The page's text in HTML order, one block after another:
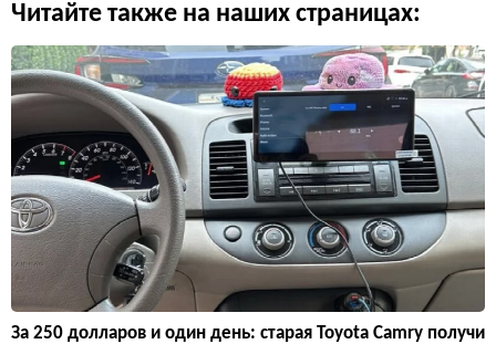
Читайте также на наших страницах:
За 250 долларов и один день: старая Toyota Camry получи